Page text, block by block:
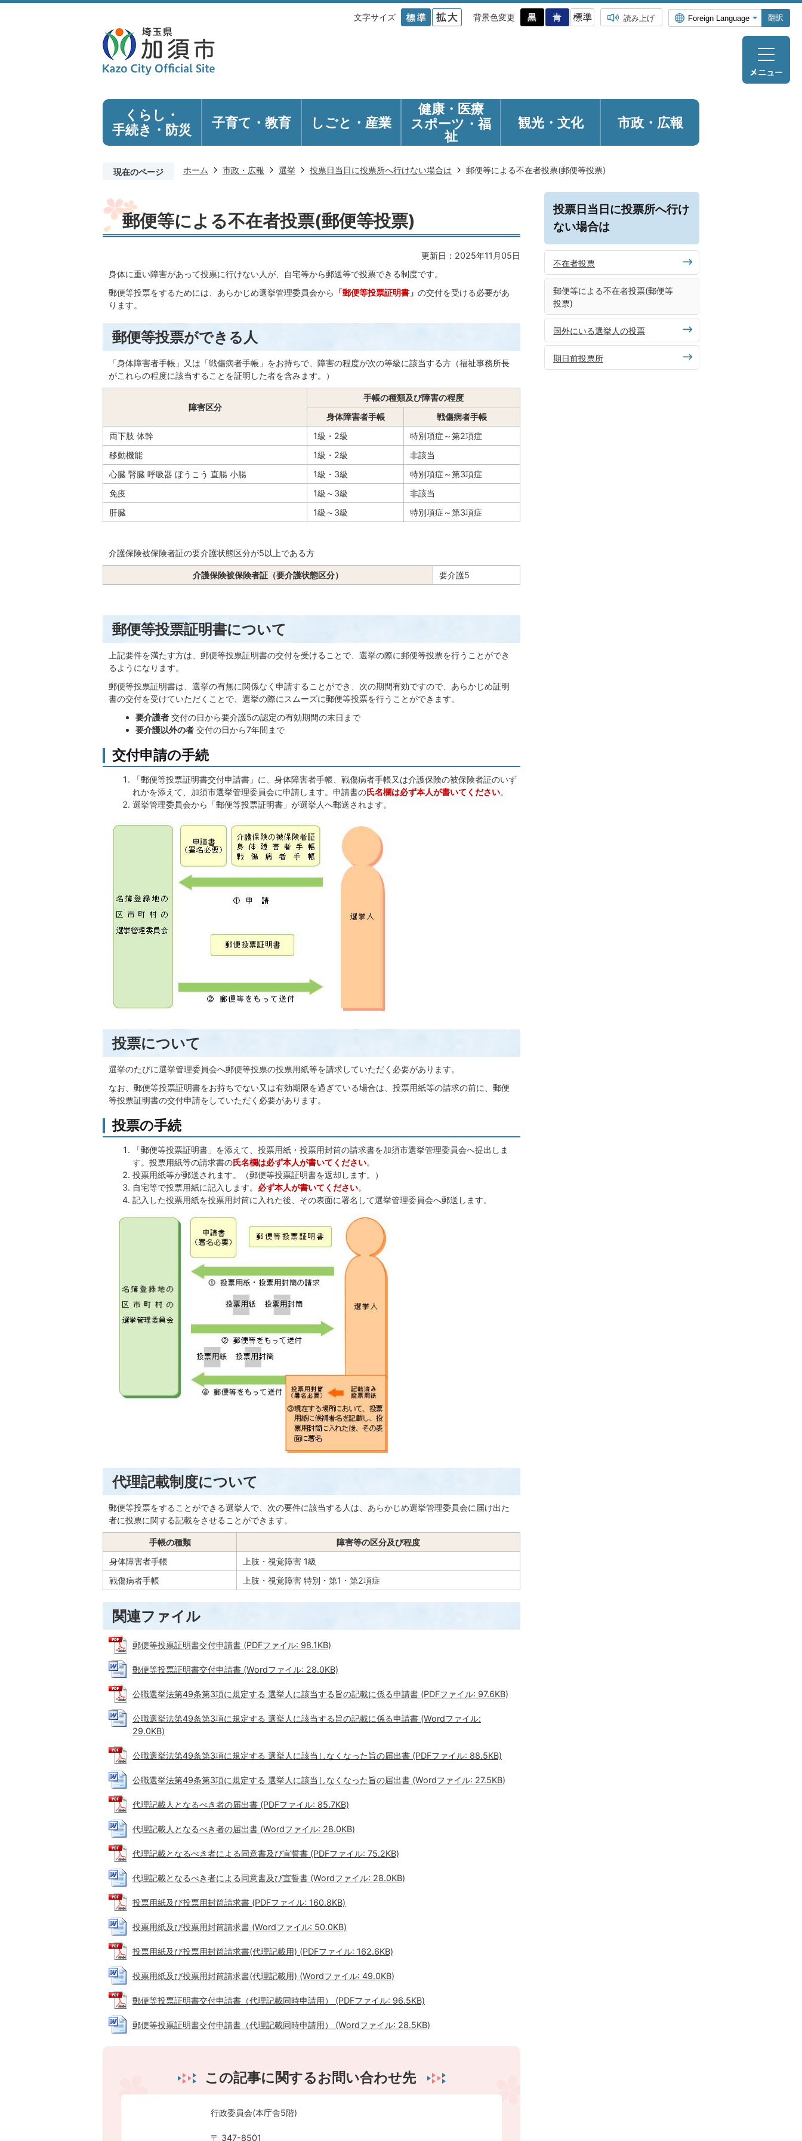
文字サイズ 背景色変更 読み上げ 翻訳
くらし・
手続き ・防災 子育て・教育 しごと・産業
健康・医療
スポーツ・福
祉
観光・ 文化 市政・広報
現在のページ ホーム 市政・広報 選挙 投票日当日に投票所へ行けない場合は 郵便等による不在者投票(郵便等投票)
郵便等による不在者投票(郵便等投票)
更新日：2025年11月05日
身体に重い障害があって投票に行けない人が、自宅等から郵送等で投票できる制度です。
郵便等投票をするためには、あらかじめ選挙管理委員会から 「郵便等投票証明書」 の交付を受ける必要があ
ります。
郵便等投票ができる人
「身体障害者手帳」又は「戦傷病者手帳」をお持ちで、障害の程度が次の等級に該当する方（福祉事務所長
がこれらの程度に該当することを証明した者を含みます。）
障害区分
手帳の種類及び障害の程度
身体障害者手帳
戦傷病者手帳
両下肢 体幹
1級・2級
特別項症～第2項症
移動機能
1級・2級
非該当
心臓 腎臓 呼吸器 ぼうこう 直腸 小腸
1級・3級
特別項症～第3項症
免疫
1級～3級
非該当
肝臓
1級～3級 特別項症～第3項症
介護保険被保険者証の要介護状態区分が5以上である方
介護保険被保険者証（要介護状態区分） 要介護5
郵便等投票証明書について
上記要件を満たす方は、郵便等投票証明書の交付を受けることで、選挙の際に郵便等投票を行うことができ
るようになります。
郵便等投票証明書は、選挙の有無に関係なく申請することができ、次の期間有効ですので、あらかじめ証明
書の交付を受けていただくことで、選挙の際にスムーズに郵便等投票を行うことができます。
要介護者 交付の日から要介護5の認定の有効期間の末日まで
要介護以外の者 交付の日から7年間まで
交付申請の手続
「郵便等投票証明書交付申請書」に、身体障害者手帳、戦傷病者手帳又は介護保険の被保険者証のいず
れかを添えて、加須市選挙管理委員会に申請します。申請書の氏名欄は必ず本人が書いてください。
選挙管理委員会から「郵便等投票証明書」が選挙人へ郵送されます。
投票について
選挙のたびに選挙管理委員会へ郵便等投票の投票用紙等を請求していただく必要があります。
なお、郵便等投票証明書をお持ちでない又は有効期限を過ぎている場合は、投票用紙等の請求の前に、郵便
等投票証明書の交付申請をしていただく必要があります。
投票の手続
「郵便等投票証明書」を添えて、投票用紙・投票用封筒の請求書を加須市選挙管理委員会へ提出しま
す。投票用紙等の請求書の氏名欄は必ず本人が書いてください。
投票用紙等が郵送されます。（郵便等投票証明書を返却します。）
自宅等で投票用紙に記入します。 必ず本人が書いてください。
記入した投票用紙を投票用封筒に入れた後、その表面に署名して選挙管理委員会へ郵送します。
代理記載制度について
郵便等投票をすることができる選挙人で、次の要件に該当する人は、あらかじめ選挙管理委員会に届け出た
者に投票に関する記載をさせることができます。
手帳の種類
障害等の区分及び程度
身体障害者手帳
上肢・視覚障害 1級
戦傷病者手帳
上肢・視覚障害 特別・第1・第2項症
関連ファイル
郵便等投票証明書交付申請書 (PDFファイル: 98.1KB)
郵便等投票証明書交付申請書 (Wordファイル: 28.0KB)
公職選挙法第49条第3項に規定する 選挙人に該当する旨の記載に係る申請書 (PDFファイル: 97.6KB)
公職選挙法第49条第3項に規定する 選挙人に該当する旨の記載に係る申請書 (Wordファイル:
29.0KB)
公職選挙法第49条第3項に規定する 選挙人に該当しなくなった旨の届出書 (PDFファイル: 88.5KB)
公職選挙法第49条第3項に規定する 選挙人に該当しなくなった旨の届出書 (Wordファイル: 27.5KB)
代理記載人となるべき者の届出書 (PDFファイル: 85.7KB)
代理記載人となるべき者の届出書 (Wordファイル: 28.0KB)
代理記載となるべき者による同意書及び宣誓書 (PDFファイル: 75.2KB)
代理記載となるべき者による同意書及び宣誓書 (Wordファイル: 28.0KB)
投票用紙及び投票用封筒請求書 (PDFファイル: 160.8KB)
投票用紙及び投票用封筒請求書 (Wordファイル: 50.0KB)
投票用紙及び投票用封筒請求書(代理記載用) (PDFファイル: 162.6KB)
投票用紙及び投票用封筒請求書(代理記載用) (Wordファイル: 49.0KB)
郵便等投票証明書交付申請書（代理記載同時申請用） (PDFファイル: 96.5KB)
郵便等投票証明書交付申請書（代理記載同時申請用） (Wordファイル: 28.5KB)
この記事に関するお問い合わせ先
行政委員会(本庁舎5階)
〒 347-8501
投票日当日に投票所へ行け
ない場合は
不在者投票
郵便等による不在者投票(郵便等
投票)
国外にいる選挙人の投票
期日前投票所